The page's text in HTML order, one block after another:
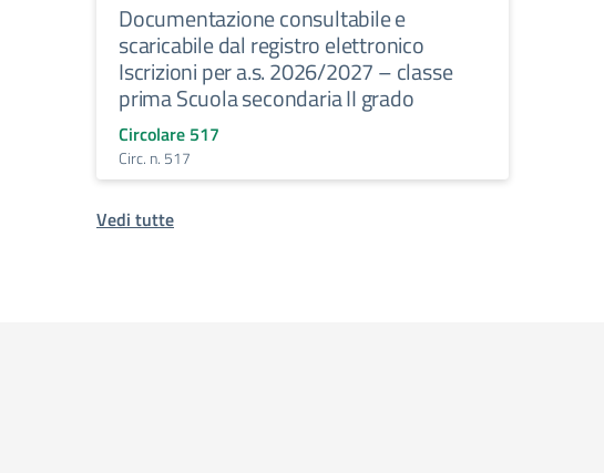
Documentazione consultabile e
scaricabile dal registro elettronico
Iscrizioni per a.s. 2026/2027 – classe
prima Scuola secondaria II grado
Circolare 517
Circ. n. 517
Vedi tutte